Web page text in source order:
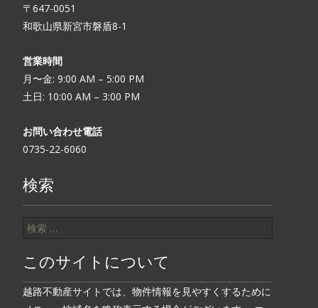
〒647-0051
和歌山県新宮市磐盾8-1
営業時間
月〜金: 9:00 AM – 5:00 PM
土日: 10:00 AM – 3:00 PM
お問い合わせ電話
0735-22-6060
検索
このサイトについて
越路不動産サイトでは、物件情報を見やすくするために